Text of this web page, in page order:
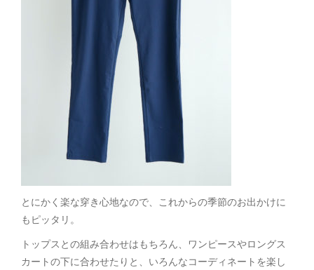
とにかく楽な穿き心地なので、これからの季節のお出かけに
もピッタリ。
トップスとの組み合わせはもちろん、ワンピースやロングス
カートの下に合わせたりと、いろんなコーディネートを楽し